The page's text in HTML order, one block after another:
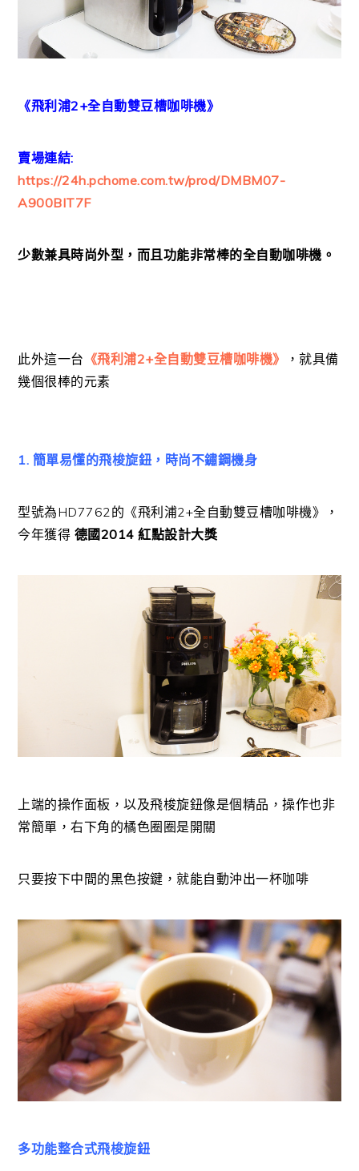
《飛利浦2+全自動雙豆槽咖啡機》
賣場連結:
https://24h.pchome.com.tw/prod/DMBM07-
A900BIT7F
少數兼具時尚外型，而且功能非常棒的全自動咖啡機。
此外這一台 《飛利浦2+全自動雙豆槽咖啡機》
，就具備
幾個很棒的元素
1. 簡單易懂的飛梭旋鈕，時尚不鏽鋼機身
型號為HD7762的《飛利浦2+全自動雙豆槽咖啡機》，
今年獲得 德國2014 紅點設計大獎
上端的操作面板，以及飛梭旋鈕像是個精品，操作也非
常簡單，右下角的橘色圈圈是開關
只要按下中間的黑色按鍵，就能自動沖出一杯咖啡
多功能整合式飛梭旋鈕